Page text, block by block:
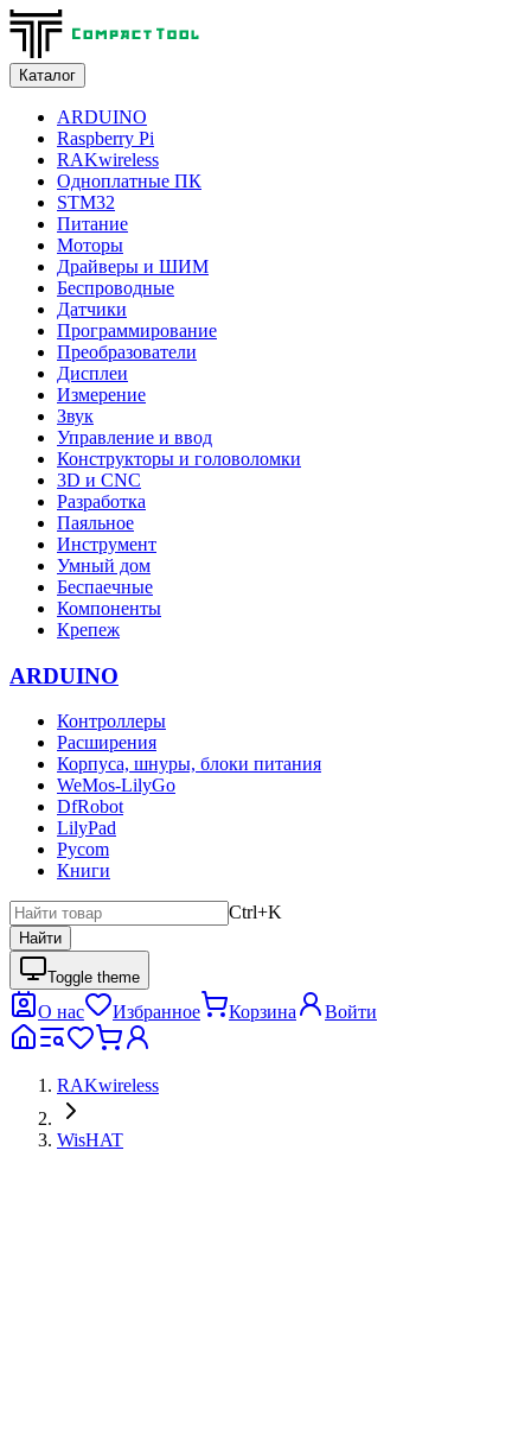
Каталог
ARDUINO
Raspberry Pi
RAKwireless
Одноплатные ПК
STM32
Питание
Моторы
Драйверы и ШИМ
Беспроводные
Датчики
Программирование
Преобразователи
Дисплеи
Измерение
Звук
Управление и ввод
Конструкторы и головоломки
3D и CNC
Разработка
Паяльное
Инструмент
Умный дом
Беспаечные
Компоненты
Крепеж
ARDUINO
Контроллеры
Расширения
Корпуса, шнуры, блоки питания
WeMos-LilyGo
DfRobot
LilyPad
Pycom
Книги
Ctrl+K
Найти
Toggle theme
О нас Избранное Корзина Войти
RAKwireless
WisHAT